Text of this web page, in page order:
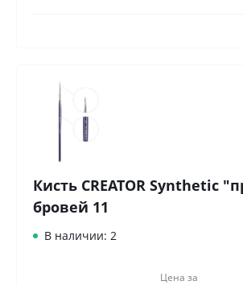
Кисть CREATOR Synthetic
бровей 11
В наличии: 2
Цена за